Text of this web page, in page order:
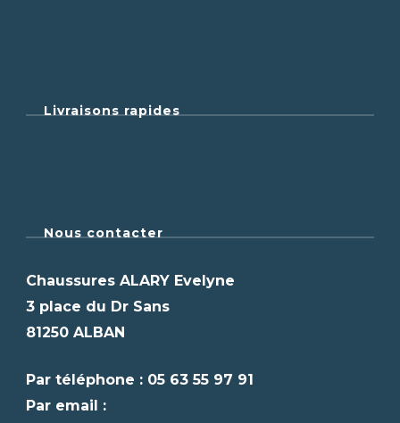
Livraisons rapides
Nous contacter
Chaussures ALARY Evelyne
3 place du Dr Sans
81250 ALBAN
Par téléphone : 05 63 55 97 91
Par email :